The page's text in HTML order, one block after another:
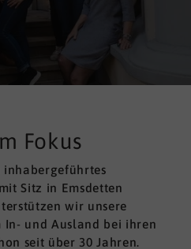
Fokus
inhabergeführtes
Sitz in Emsdetten
wir unsere
und Ausland bei ihren
seit über 30 Jahren.